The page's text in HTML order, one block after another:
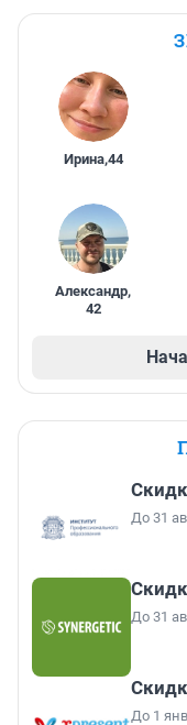
Ирина,44
Александр,
42
До 31
До 31
До 1